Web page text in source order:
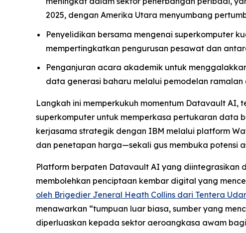
2025, dengan Amerika Utara menyumbang
Penyelidikan bersama mengenai superkomputer
mempertingkatkan pengurusan pesawat dan
Penganjuran acara akademik untuk
data generasi baharu melalui pemodelan
Langkah ini memperkukuh momentum Datavault AI,
superkomputer untuk memperkasa pertukaran data
kerjasama strategik dengan IBM melalui platform
dan penetapan harga—sekali gus membuka potensi
Platform berpaten Datavault AI yang diintegrasikan
membolehkan penciptaan kembar digital yang
oleh Brigedier Jeneral Heath Collins dari Tentera
menawarkan “tumpuan luar biasa, sumber yang
diperluaskan kepada sektor aeroangkasa awam